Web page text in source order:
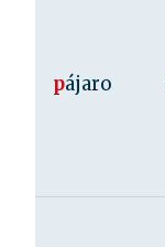
pájaro